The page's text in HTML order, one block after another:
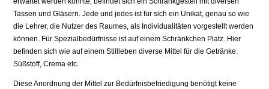
Tassen und Gläsern. Jede und jedes ist für sich ein Unikat, genau so wie
die Lehrer, die Nutzer des Raumes, als Individualitäten vorgestellt werden
können. Für Spezialbedürfnisse ist auf einem Schränkchen Platz. Hier
befinden sich wie auf einem Stillleben diverse Mittel für die Getränke:
Süßstoff, Crema etc.
Diese Anordnung der Mittel zur Bedürfnisbefriedigung benötigt keine